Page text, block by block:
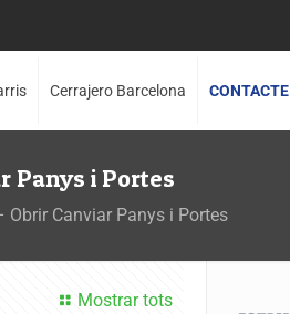
Cerrajero Barcelona CONTACTE
Panys i Portes
Obrir Canviar Panys i Portes
Mostrar tots